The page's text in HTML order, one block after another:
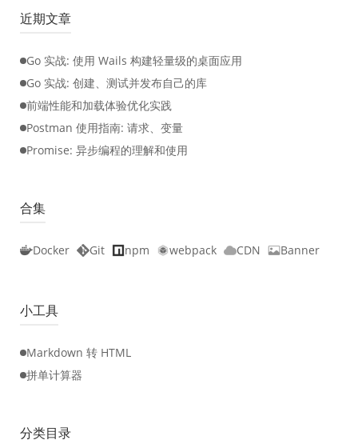
近期文章
Go 实战: 使用 Wails 构建轻量级的桌面应用
Go 实战: 创建、测试并发布自己的库
前端性能和加载体验优化实践
Postman 使用指南: 请求、变量
Promise: 异步编程的理解和使用
合集
Docker Git npm webpack CDN Banner
小工具
Markdown 转 HTML
拼单计算器
分类目录